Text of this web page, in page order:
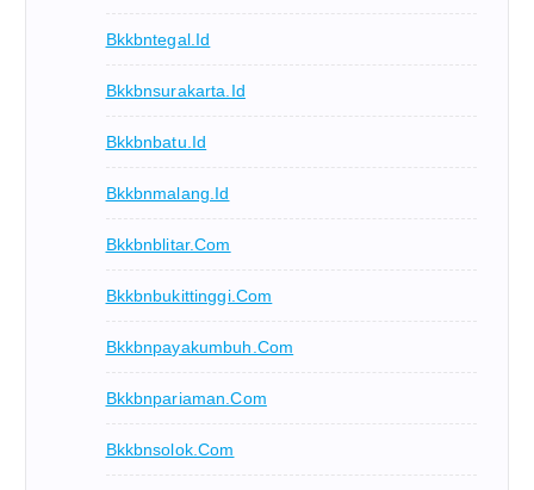
Bkkbntegal.id
Bkkbnsurakarta.id
Bkkbnbatu.id
Bkkbnmalang.id
Bkkbnblitar.com
Bkkbnbukittinggi.com
Bkkbnpayakumbuh.com
Bkkbnpariaman.com
Bkkbnsolok.com